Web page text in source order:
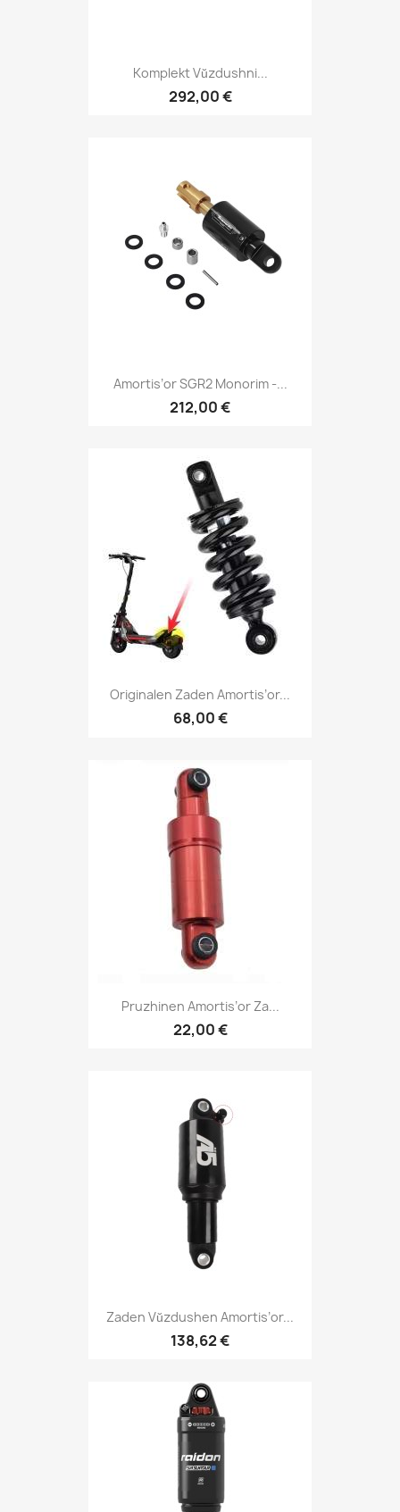
Komplekt Vŭzdushni...
292,00 €
Amortis’or SGR2 Monorim -...
212,00 €
Originalen Zaden Amortis’or...
68,00 €
Pruzhinen Amortis’or Za...
22,00 €
Zaden Vŭzdushen Amortis’or...
138,62 €